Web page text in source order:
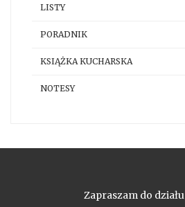
LISTY
PORADNIK
KSIĄŻKA KUCHARSKA
NOTESY
Zapraszam do działu